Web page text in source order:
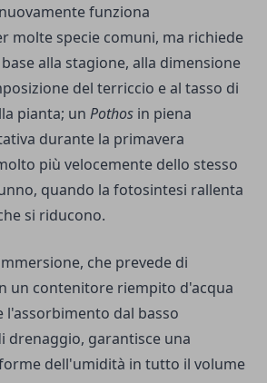
funziona
molte specie comuni, ma richiede
alla stagione, alla dimensione
del terriccio e al tasso di
pianta; un Pothos in piena
durante la primavera
più velocemente dello stesso
quando la fotosintesi rallenta
si riducono.
che prevede di
un contenitore riempito d'acqua
dal basso
drenaggio, garantisce una
dell'umidità in tutto il volume